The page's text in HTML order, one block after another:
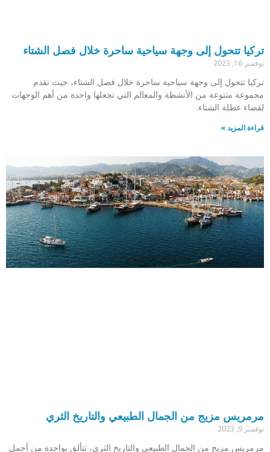
تركيا تتحول إلى وجهة سياحية ساحرة خلال فصل الشتاء
نوفمبر 16, 2023
تركيا تتحول إلى وجهة سياحية ساحرة خلال فصل الشتاء، حيث تقدم
مجموعة متنوعة من الأنشطة ‏والمعالم التي تجعلها واحدة من أهم الوجهات
لقضاء عطلة الشتاء.
قراءة المزيد »
مرمريس مزيج من الجمال الطبيعي والتاريخ الثري
نوفمبر 9, 2023
مرمريس مزيج من الجمال الطبيعي والتاريخ الثري، تتألق بواحدة من أجمل